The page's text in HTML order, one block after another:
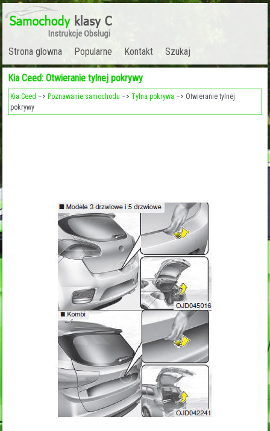
Strona glowna Popularne Kontakt Szukaj
Kia Ceed: Otwieranie tylnej pokrywy
Kia Ceed –> Poznawanie samochodu –>Tylna pokrywa –> Otwieranie tylnej
pokrywy